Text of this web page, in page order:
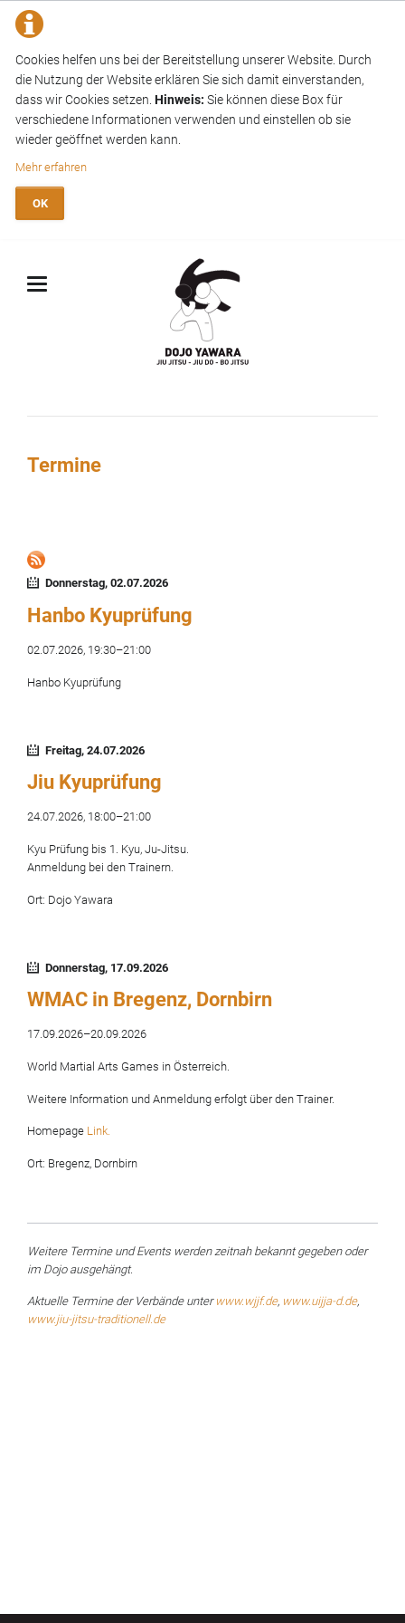
Cookies helfen uns bei der Bereitstellung unserer Website. Durch
die Nutzung der Website erklären Sie sich damit einverstanden,
dass wir Cookies setzen.Hinweis: Sie können diese Box für
verschiedene Informationen verwenden und einstellen ob sie
wieder geöffnet werden kann.
Mehr erfahren
OK
Termine
Donnerstag,02.07.2026
Hanbo Kyuprüfung
02.07.2026, 19:30–21:00
Hanbo Kyuprüfung
Freitag,24.07.2026
Jiu Kyuprüfung
24.07.2026, 18:00–21:00
Kyu Prüfung bis 1. Kyu, Ju-Jitsu.
Anmeldung bei den Trainern.
Ort: Dojo Yawara
Donnerstag, 17.09.2026
WMAC in Bregenz, Dornbirn
17.09.2026–20.09.2026
World Martial Arts Games in Österreich.
Weitere Information und Anmeldung erfolgt über den Trainer.
Homepage Link.
Ort: Bregenz, Dornbirn
Weitere Termine und Events werden zeitnah bekannt gegeben oder
im Dojo ausgehängt.
Aktuelle Termine der Verbände unter www.wjjf.de, www.uijja-d.de,
www.jiu-jitsu-traditionell.de